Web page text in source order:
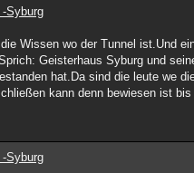
Syburg
Wissen wo der Tunnel ist.Und
Geisterhaus Syburg und
hat.Da sind die leute we
kann denn bewiesen ist
Syburg